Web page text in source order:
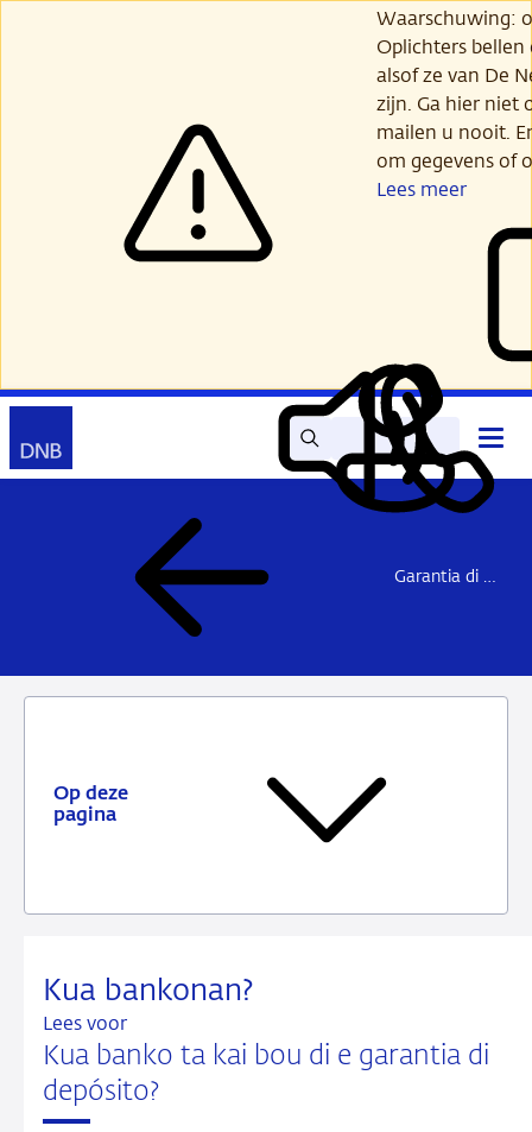
Waarschuwing:
Oplichters
alsof ze van De
zijn. Ga hier niet
mailen u nooit.
om gegevens of
Lees meer
Zoek Lees
voor
Mijn
DNB
Contact
Garantia di Depósito Hulanda Karibense
Op deze
pagina
Kua bankonan?
Lees voor
Kua banko ta kai bou di e garantia di
depósito?